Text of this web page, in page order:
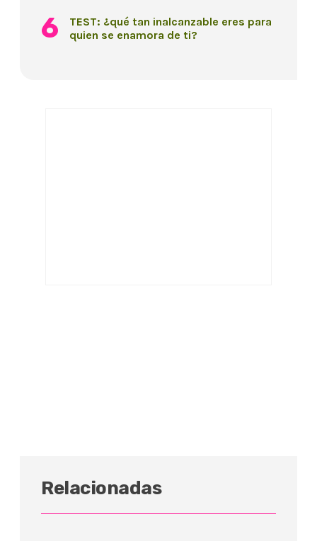
TEST: ¿qué tan inalcanzable eres para
quien se enamora de ti?
Relacionadas